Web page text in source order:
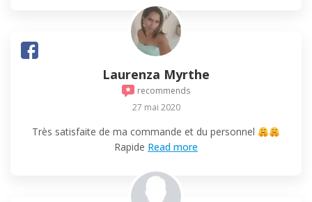
Laurenza Myrthe
recommends
27 mai 2020
Très satisfaite de ma commande et du personnel
Rapide Read more